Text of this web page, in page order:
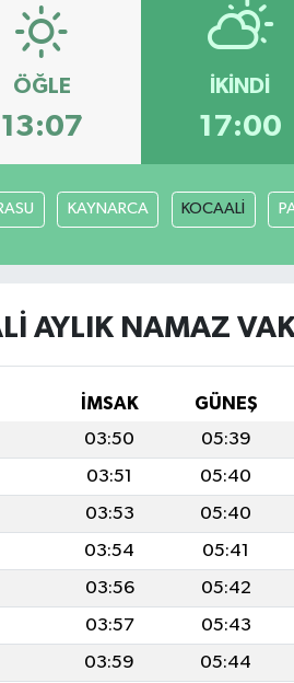
ÖĞLE
13:07
İKINDI
17:00
KAYNARCA KOCAALİ
AYLIK NAMAZ
İMSAK GÜNEŞ
03:50 05:39
03:51 05:40
03:53 05:40
03:54 05:41
03:56 05:42
03:57 05:43
03:59 05:44